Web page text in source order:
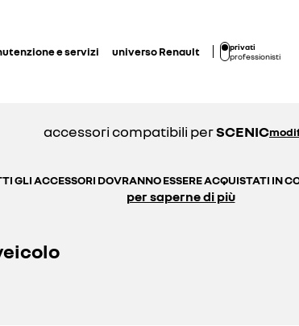
e servizi universo Renault
privati
professionisti
accessori compatibili perSCENIC
GLI ACCESSORI DOVRANNO ESSERE ACQUISTATI IN
per saperne di più